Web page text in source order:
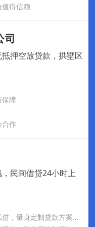
得信赖
司
押空放贷款，拱墅区
障
合作
民间借贷24小时上
应城私人空放当天放款，民间个人私借，量身定制贷款方案，更适合您